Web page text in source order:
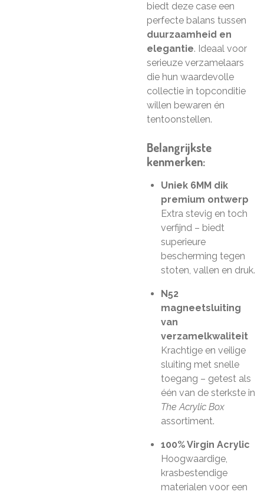
biedt deze case een
perfecte balans tussen
duurzaamheid en
elegantie. Ideaal voor
serieuze verzamelaars
die hun waardevolle
collectie in topconditie
willen bewaren én
tentoonstellen.
Belangrijkste
kenmerken:
Uniek 6MM dik
premium ontwerp
Extra stevig en toch
verfijnd – biedt
superieure
bescherming tegen
stoten, vallen en druk.
N52
magneetsluiting
van
verzamelkwaliteit
Krachtige en veilige
sluiting met snelle
toegang – getest als
één van de sterkste in
The Acrylic Box
assortiment.
100% Virgin Acrylic
Hoogwaardige,
krasbestendige
materialen voor een